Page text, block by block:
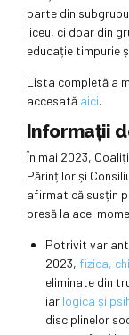
parte din
liceu, ci doar din
educație timpurie
Lista completă a
accesată aici.
Informații
În mai 2023,
Părinților și
afirmat că susțin
presă la acel
Potrivit
2023, fizica,
eliminate din
iar logica și
disciplinelor